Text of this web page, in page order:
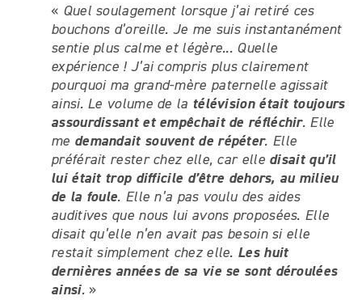
« Quel soulagement lorsque j’ai retiré ces
bouchons d’oreille. Je me suis instantanément
sentie plus calme et légère... Quelle
expérience ! J’ai compris plus clairement
pourquoi ma grand-mère paternelle agissait
ainsi. Le volume de la télévision était toujours
assourdissant et empêchait de réfléchir. Elle
me demandait souvent de répéter. Elle
préférait rester chez elle, car elle disait qu’il
lui était trop difficile d’être dehors, au milieu
de la foule. Elle n’a pas voulu des aides
auditives que nous lui avons proposées. Elle
disait qu’elle n’en avait pas besoin si elle
restait simplement chez elle. Les huit
dernières années de sa vie se sont déroulées
ainsi.»